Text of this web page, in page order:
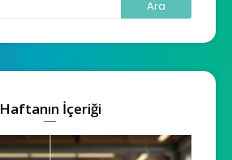
Haftanın İçeriği